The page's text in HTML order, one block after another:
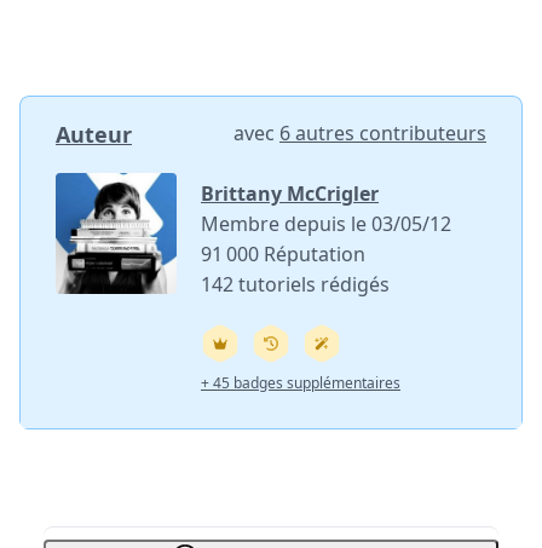
Auteur avec 6 autres contributeurs
Brittany McCrigler
Membre depuis le 03/05/12
91 000 Réputation
142 tutoriels rédigés
+ 45 badges supplémentaires